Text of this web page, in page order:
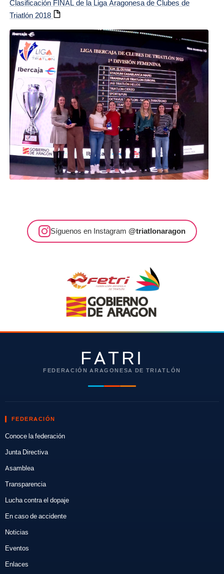
Clasificación FINAL de la Liga Aragonesa de Clubes de
Triatlón 2018
Síguenos en Instagram @triatlonaragon
FATRI
FEDERACIÓN ARAGONESA DE TRIATLÓN
FEDERACIÓN
Conoce la federación
Junta Directiva
Asamblea
Transparencia
Lucha contra el dopaje
En caso de accidente
Noticias
Eventos
Enlaces